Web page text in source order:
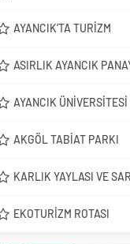
AYANCIK’TA TURIZM
ASIRLIK AYANCIK
AYANCIK ÜNIVERSITESI
AKGÖL TABIAT PARKI
KARLIK YAYLASI VE
EKOTURIZM ROTASI